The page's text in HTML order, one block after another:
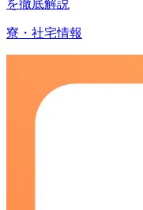
を徹底解説
寮・社宅情報